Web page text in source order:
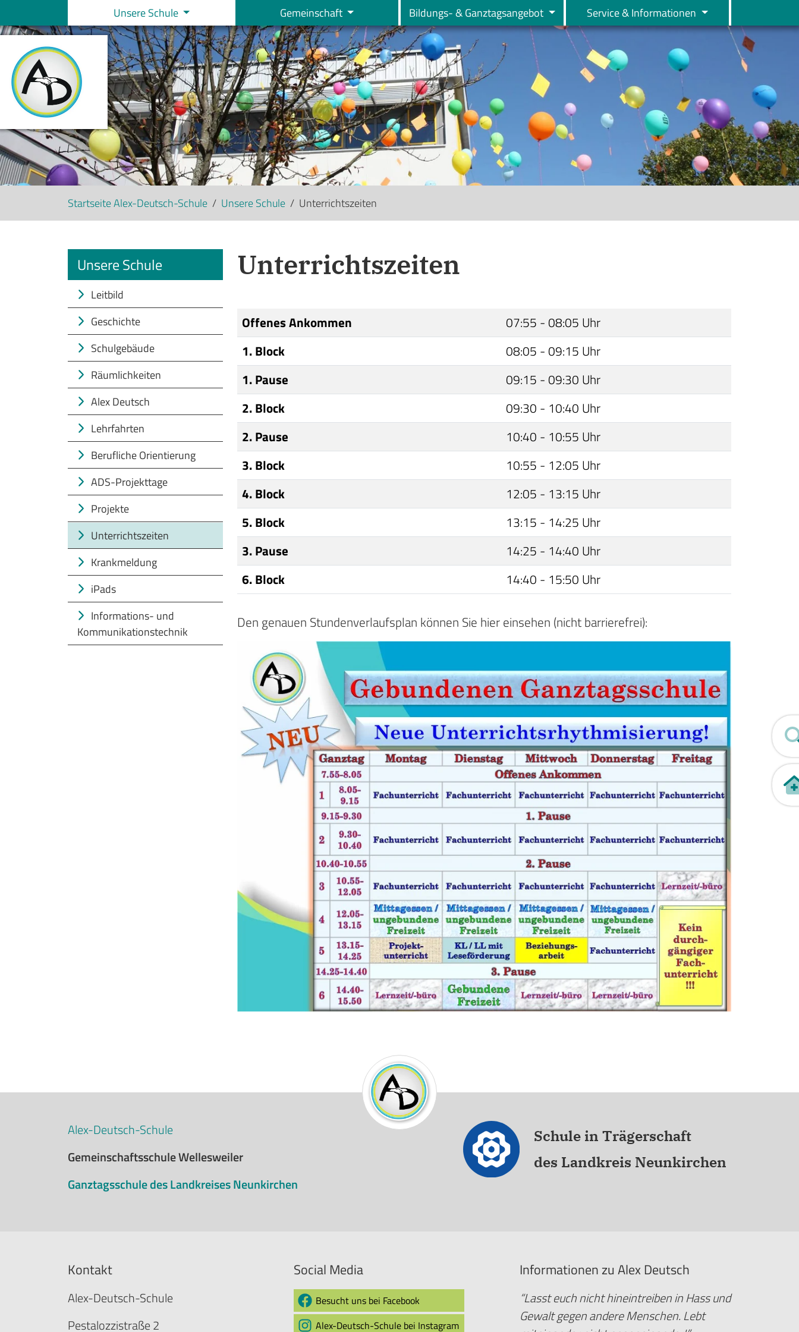
Skip to main navigation
Skip to main content
Skip to page footer
Unsere Schule Gemeinschaft Bildungs- & Ganztagsangebot Service & Informationen
Startseite Alex-Deutsch-Schule Unsere Schule Unterrichtszeiten
Unsere Schule
Leitbild
Geschichte
Schulgebäude
Räumlichkeiten
Alex Deutsch
Lehrfahrten
Berufliche Orientierung
ADS-Projekttage
Projekte
Unterrichtszeiten
Krankmeldung
iPads
Informations- und
Kommunikationstechnik
Unterrichtszeiten
Offenes Ankommen
07:55 - 08:05 Uhr
1. Block
08:05 - 09:15 Uhr
1. Pause
09:15 - 09:30 Uhr
2. Block
09:30 - 10:40 Uhr
2. Pause
10:40 - 10:55 Uhr
3. Block
10:55 - 12:05 Uhr
4. Block
12:05 - 13:15 Uhr
5. Block
13:15 - 14:25 Uhr
3. Pause
14:25 - 14:40 Uhr
6. Block
14:40 - 15:50 Uhr
Den genauen Stundenverlaufsplan können Sie hier einsehen (nicht barrierefrei):
Alex-Deutsch-Schule
Gemeinschaftsschule Wellesweiler
Ganztagsschule des Landkreises Neunkirchen
Schule in Trägerschaft
des Landkreis Neunkirchen
Kontakt
Alex-Deutsch-Schule
Pestalozzistraße 2
Social Media
Besucht uns bei Facebook
Alex-Deutsch-Schule bei Instagram
Informationen zu Alex Deutsch
“Lasst euch nicht hineintreiben in Hass und
Gewalt gegen andere Menschen. Lebt